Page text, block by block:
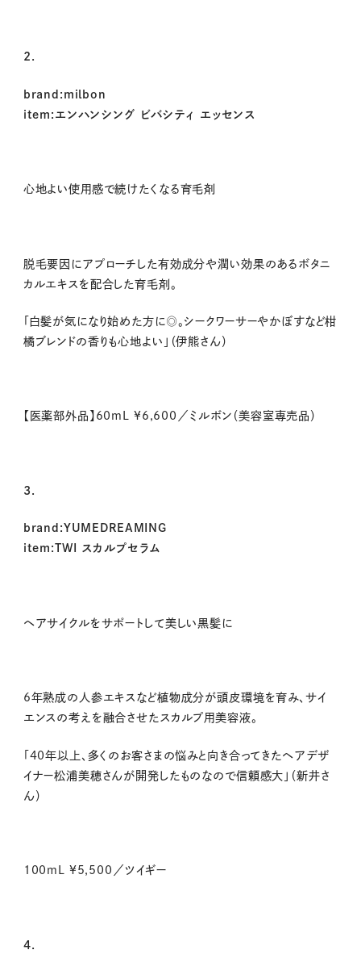
2.
brand:milbon
item:エンハンシング ビバシティ エッセンス
心地よい使用感で続けたくなる育毛剤
脱毛要因にアプローチした有効成分や潤い効果のあるボタニ
カルエキスを配合した育毛剤。
「白髪が気になり始めた方に◎。シークワーサーやかぼすなど柑
橘ブレンドの香りも心地よい」（伊熊さん）
【医薬部外品】60mL ¥6,600／ミルボン（美容室専売品）
3.
brand:YUMEDREAMING
item:TWI スカルプセラム
ヘアサイクルをサポートして美しい黒髪に
6年熟成の人参エキスなど植物成分が頭皮環境を育み、サイ
エンスの考えを融合させたスカルプ用美容液。
「40年以上、多くのお客さまの悩みと向き合ってきたヘアデザ
イナー松浦美穂さんが開発したものなので信頼感大」（新井さ
ん）
100mL ¥5,500／ツイギー
4.